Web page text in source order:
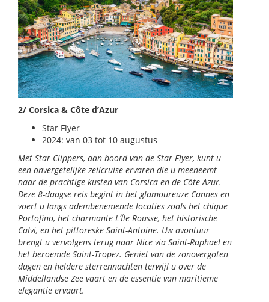
2/ Corsica & Côte d’Azur
Star Flyer
2024: van 03 tot 10 augustus
Met Star Clippers, aan boord van de Star Flyer, kunt u
een onvergetelijke zeilcruise ervaren die u meeneemt
naar de prachtige kusten van Corsica en de Côte Azur.
Deze 8-daagse reis begint in het glamoureuze Cannes en
voert u langs adembenemende locaties zoals het chique
Portofino, het charmante L’Île Rousse, het historische
Calvi, en het pittoreske Saint-Antoine. Uw avontuur
brengt u vervolgens terug naar Nice via Saint-Raphael en
het beroemde Saint-Tropez. Geniet van de zonovergoten
dagen en heldere sterrennachten terwijl u over de
Middellandse Zee vaart en de essentie van maritieme
elegantie ervaart.